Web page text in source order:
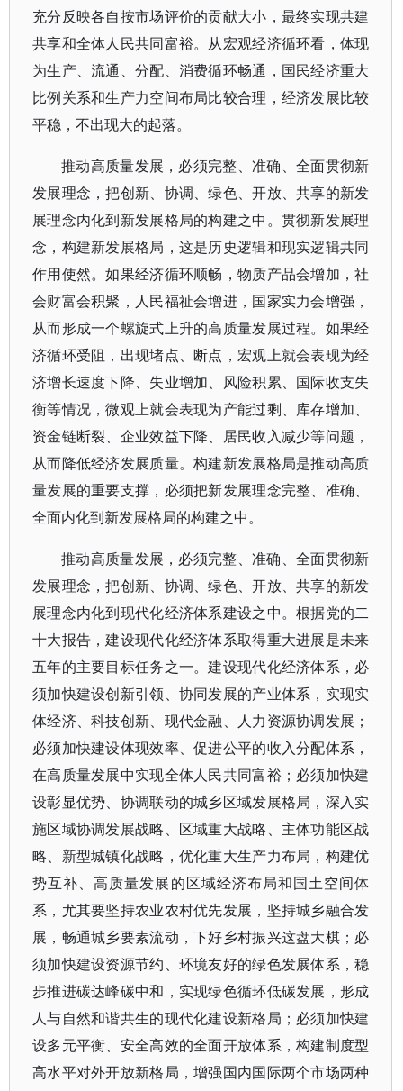
充分反映各自按市场评价的贡献大小，最终实现共建
共享和全体人民共同富裕。从宏观经济循环看，体现
为生产、流通、分配、消费循环畅通，国民经济重大
比例关系和生产力空间布局比较合理，经济发展比较
平稳，不出现大的起落。
推动高质量发展，必须完整、准确、全面贯彻新
发展理念，把创新、协调、绿色、开放、共享的新发
展理念内化到新发展格局的构建之中。贯彻新发展理
念，构建新发展格局，这是历史逻辑和现实逻辑共同
作用使然。如果经济循环顺畅，物质产品会增加，社
会财富会积聚，人民福祉会增进，国家实力会增强，
从而形成一个螺旋式上升的高质量发展过程。如果经
济循环受阻，出现堵点、断点，宏观上就会表现为经
济增长速度下降、失业增加、风险积累、国际收支失
衡等情况，微观上就会表现为产能过剩、库存增加、
资金链断裂、企业效益下降、居民收入减少等问题，
从而降低经济发展质量。构建新发展格局是推动高质
量发展的重要支撑，必须把新发展理念完整、准确、
全面内化到新发展格局的构建之中。
推动高质量发展，必须完整、准确、全面贯彻新
发展理念，把创新、协调、绿色、开放、共享的新发
展理念内化到现代化经济体系建设之中。根据党的二
十大报告，建设现代化经济体系取得重大进展是未来
五年的主要目标任务之一。建设现代化经济体系，必
须加快建设创新引领、协同发展的产业体系，实现实
体经济、科技创新、现代金融、人力资源协调发展；
必须加快建设体现效率、促进公平的收入分配体系，
在高质量发展中实现全体人民共同富裕；必须加快建
设彰显优势、协调联动的城乡区域发展格局，深入实
施区域协调发展战略、区域重大战略、主体功能区战
略、新型城镇化战略，优化重大生产力布局，构建优
势互补、高质量发展的区域经济布局和国土空间体
系，尤其要坚持农业农村优先发展，坚持城乡融合发
展，畅通城乡要素流动，下好乡村振兴这盘大棋；必
须加快建设资源节约、环境友好的绿色发展体系，稳
步推进碳达峰碳中和，实现绿色循环低碳发展，形成
人与自然和谐共生的现代化建设新格局；必须加快建
设多元平衡、安全高效的全面开放体系，构建制度型
高水平对外开放新格局，增强国内国际两个市场两种